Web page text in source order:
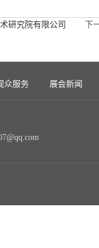
研究院有限公司 下一
众服务 展会新闻